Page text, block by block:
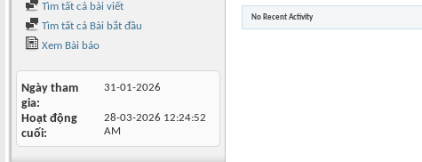
Tìm tất cả bài viết
Tìm tất cả Bài bắt đầu
Xem Bài báo
Ngày tham
gia
31-01-2026
Hoạt động
cuối
28-03-2026 12:24:52
AM
No Recent Activity